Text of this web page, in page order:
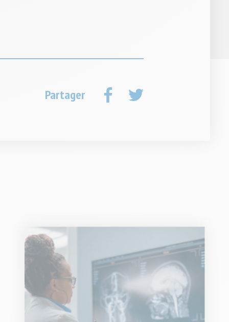
Partager
sur
Facebook
sur
Twitter